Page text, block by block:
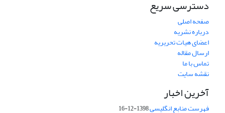
دسترسی سریع
صفحه اصلی
درباره نشریه
اعضای هیات تحریریه
ارسال مقاله
تماس با ما
نقشه سایت
آخرین اخبار
فهرست منابع انگلیسی1398-12-16